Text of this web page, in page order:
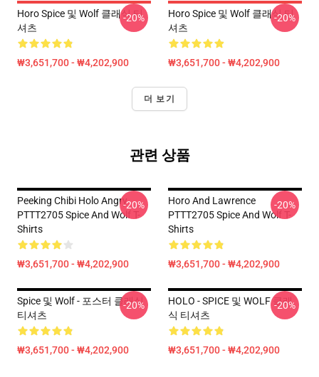
Horo Spice 및 Wolf 클래식 티
셔츠
₩3,651,700 - ₩4,202,900
-20%
Horo Spice 및 Wolf 클래식 티
셔츠
₩3,651,700 - ₩4,202,900
-20%
더 보기
관련 상품
Peeking Chibi Holo Angry
PTTT2705 Spice And Wolf T-
Shirts
₩3,651,700 - ₩4,202,900
-20%
Horo And Lawrence
PTTT2705 Spice And Wolf T-
Shirts
₩3,651,700 - ₩4,202,900
-20%
Spice 및 Wolf - 포스터 클래식
티셔츠
₩3,651,700 - ₩4,202,900
-20%
HOLO - SPICE 및 WOLF 클래
식 티셔츠
₩3,651,700 - ₩4,202,900
-20%